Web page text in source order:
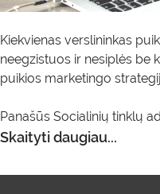
Kiekvienas verslininkas
neegzistuos ir nesiplės be
puikios marketingo
Panašūs Socialinių tinklų
Skaityti daugiau...